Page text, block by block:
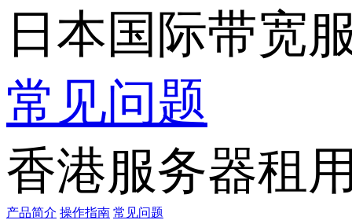
日本国际带宽
常见问题
香港服务器租
产品简介 操作指南 常见问题